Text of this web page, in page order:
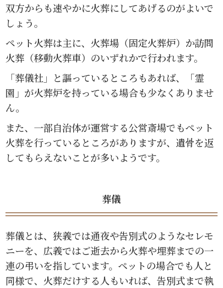
双方からも速やかに火葬にしてあげるのがよいで
しょう。
ペット火葬は主に、火葬場（固定火葬炉）か訪問
火葬（移動火葬車）のいずれかで行われます。
「葬儀社」と謳っているところもあれば、「霊
園」が火葬炉を持っている場合も少なくありませ
ん。
また、一部自治体が運営する公営斎場でもペット
火葬を行っているところがありますが、遺骨を返
してもらえないことが多いようです。
葬儀
葬儀とは、狭義では通夜や告別式のようなセレモ
ニーを、広義ではご逝去から火葬や埋葬までの一
連の弔いを指しています。ペットの場合でも人と
同様で、火葬だけする人もいれば、告別式まで執